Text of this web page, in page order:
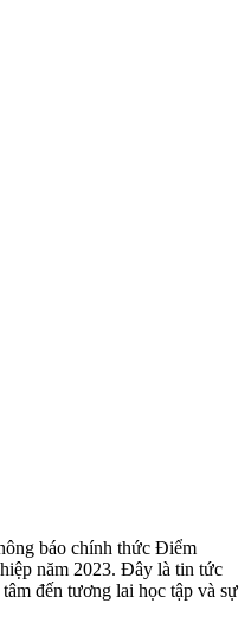
báo chính thức Điểm
năm 2023. Đây là tin tức
đến tương lai học tập và sự